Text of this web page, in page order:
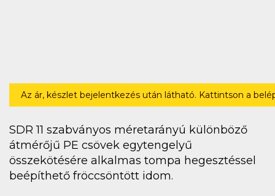
Az ár, készlet bejelentkezés után látható. Kattintson a
SDR 11 szabványos méretarányú különböző
átmérőjű PE csövek egytengelyű
összekötésére alkalmas tompa hegesztéssel
beépíthető fröccsöntött idom.